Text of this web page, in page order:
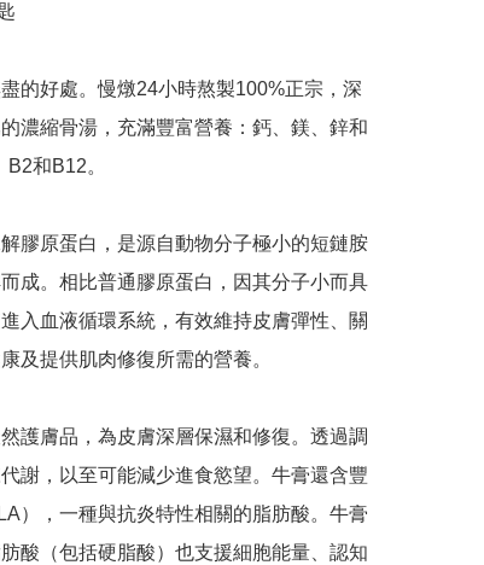
的好處。慢燉24小時熬製100%正宗，深
濃縮骨湯，充滿豐富營養：鈣、鎂、鋅和
和B12。
膠原蛋白，是源自動物分子極小的短鏈胺
成。相比普通膠原蛋白，因其分子小而具
入血液循環系統，有效維持皮膚彈性、關
及提供肌肉修復所需的營養。
護膚品，為皮膚深層保濕和修復。透過調
謝，以至可能減少進食慾望。牛膏還含豐
），一種與抗炎特性相關的脂肪酸。牛膏
酸（包括硬脂酸）也支援細胞能量、認知